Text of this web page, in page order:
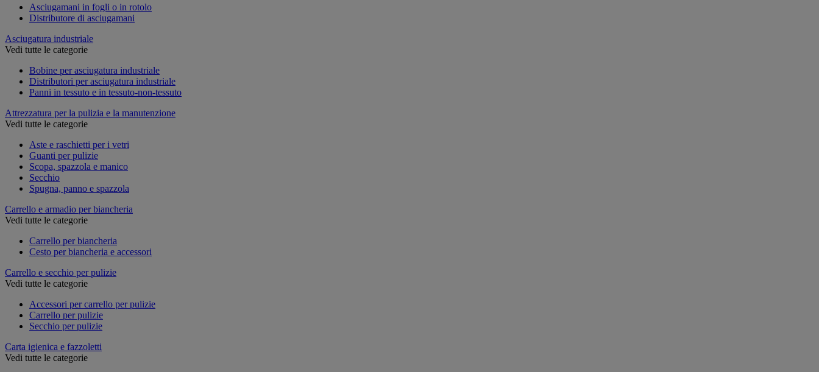
Asciugamani in fogli o in rotolo
Distributore di asciugamani
Asciugatura industriale
Vedi tutte le categorie
Bobine per asciugatura industriale
Distributori per asciugatura industriale
Panni in tessuto e in tessuto-non-tessuto
Attrezzatura per la pulizia e la manutenzione
Vedi tutte le categorie
Aste e raschietti per i vetri
Guanti per pulizie
Scopa, spazzola e manico
Secchio
Spugna, panno e spazzola
Carrello e armadio per biancheria
Vedi tutte le categorie
Carrello per biancheria
Cesto per biancheria e accessori
Carrello e secchio per pulizie
Vedi tutte le categorie
Accessori per carrello per pulizie
Carrello per pulizie
Secchio per pulizie
Carta igienica e fazzoletti
Vedi tutte le categorie